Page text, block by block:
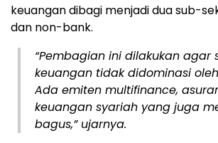
keuangan dibagi menjadi dua sub-
dan non-bank.
“Pembagian ini dilakukan agar
keuangan tidak didominasi
Ada emiten multifinance,
keuangan syariah yang juga
bagus,” ujarnya.